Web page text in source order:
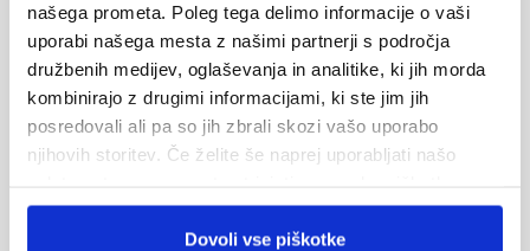
našega prometa. Poleg tega delimo informacije o vaši
uporabi našega mesta z našimi partnerji s področja
družbenih medijev, oglaševanja in analitike, ki jih morda
kombinirajo z drugimi informacijami, ki ste jim jih
posredovali ali pa so jih zbrali skozi vašo uporabo
njihovih storitev. Če želite še naprej uporabljati našo
Dovoli vse piškotke
Oddaj povpraševanje
Informacije preko el. pošte
turizem@alpetour.si
Prodajna mreža